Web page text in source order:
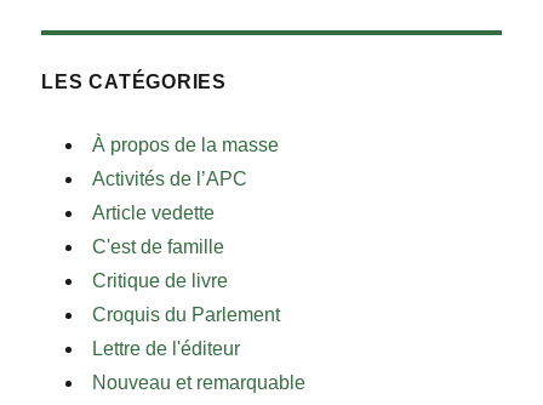
LES CATÉGORIES
À propos de la masse
Activités de l’APC
Article vedette
C'est de famille
Critique de livre
Croquis du Parlement
Lettre de l'éditeur
Nouveau et remarquable